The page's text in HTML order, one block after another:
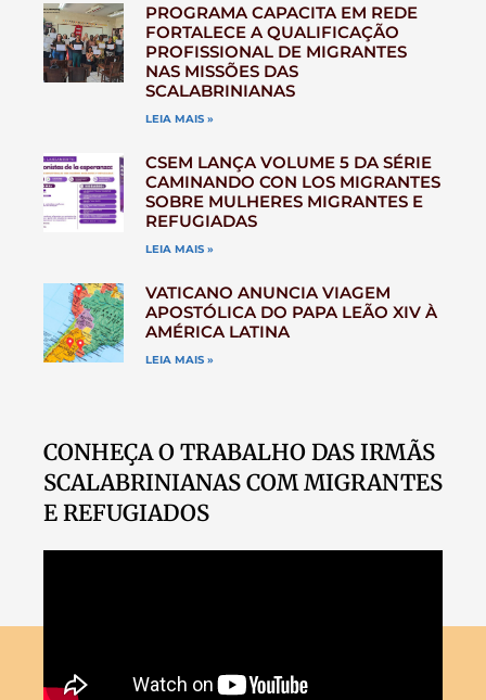
PROGRAMA CAPACITA EM REDE
FORTALECE A QUALIFICAÇÃO
PROFISSIONAL DE MIGRANTES
NAS MISSÕES DAS
SCALABRINIANAS
LEIA MAIS »
CSEM LANÇA VOLUME 5 DA SÉRIE
CAMINANDO CON LOS MIGRANTES
SOBRE MULHERES MIGRANTES E
REFUGIADAS
LEIA MAIS »
VATICANO ANUNCIA VIAGEM
APOSTÓLICA DO PAPA LEÃO XIV À
AMÉRICA LATINA
LEIA MAIS »
CONHEÇA O TRABALHO DAS IRMÃS
SCALABRINIANAS COM MIGRANTES
E REFUGIADOS